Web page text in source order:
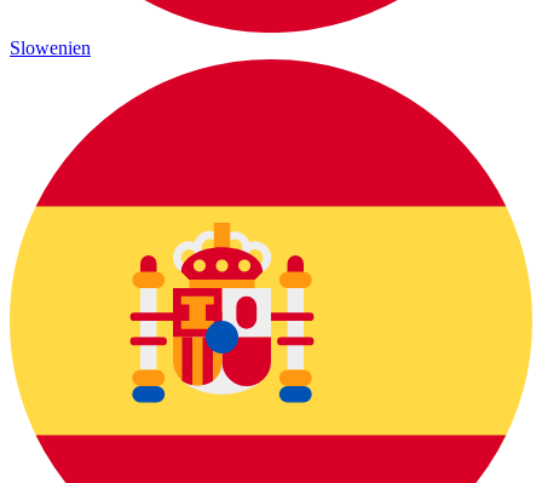
Slowenien